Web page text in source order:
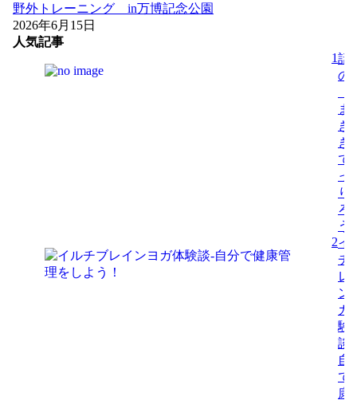
野外トレーニング in万博記念公園
2026年6月15日
人気記事
1話
の
ま
き
き
で
っ
り
ろ
う
2イ
チ
レ
ン
ガ
験
談-
自
で
康